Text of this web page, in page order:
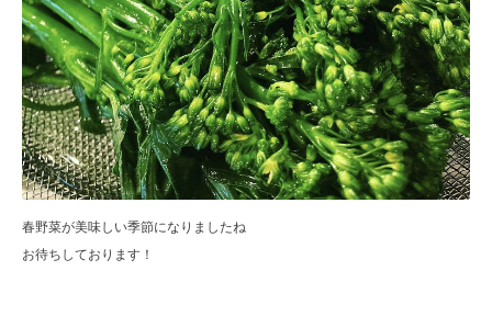
春野菜が美味しい季節になりましたね
お待ちしております！